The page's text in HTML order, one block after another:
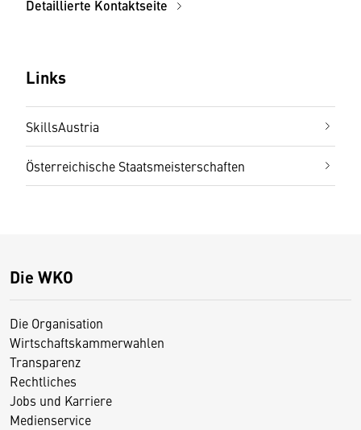
Detaillierte Kontaktseite
Links
SkillsAustria
Österreichische Staatsmeisterschaften
Die WKO
Die Organisation
Wirtschaftskammerwahlen
Transparenz
Rechtliches
Jobs und Karriere
Medienservice